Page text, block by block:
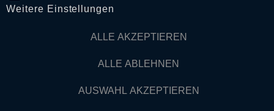
Weitere Einstellungen
ALLE AKZEPTIEREN
ALLE ABLEHNEN
AUSWAHL AKZEPTIEREN